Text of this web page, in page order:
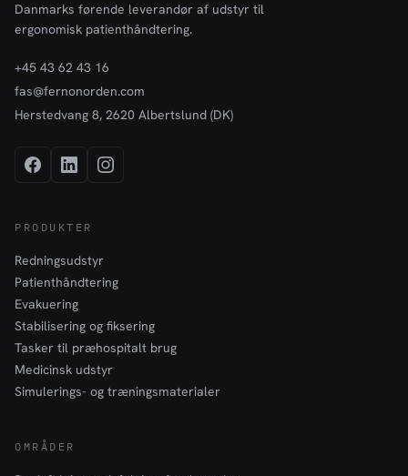
Danmarks førende leverandør af udstyr til
ergonomisk patienthåndtering.
+45 43 62 43 16
fas@fernonorden.com
Herstedvang 8, 2620 Albertslund (DK)
PRODUKTER
Redningsudstyr
Patienthåndtering
Evakuering
Stabilisering og fiksering
Tasker til præhospitalt brug
Medicinsk udstyr
Simulerings- og træningsmaterialer
OMRÅDER